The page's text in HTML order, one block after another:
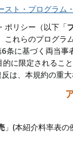
スト・プログラム
ポリシー（以下「
これらのプログラ
条に基づく両当
に限定されるこ
は、本規約の重大
」(本紹介料率表